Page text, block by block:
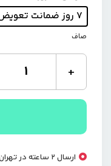
۷ روز ضمانت تعویض مستر موبایل
صاف
+
ست
ماشین
اصلاح
کیمی
KM-
عددارسال 2 ساعته در تهران